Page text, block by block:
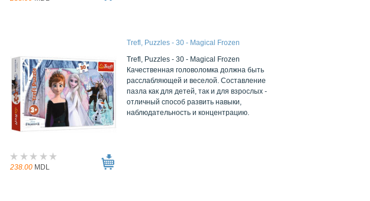
238.00 MDL
Trefl, Puzzles - 30 - Magical Frozen
Trefl, Puzzles - 30 - Magical Frozen
Качественная головоломка должна быть
расслабляющей и веселой. Составление
пазла как для детей, так и для взрослых -
отличный способ развить навыки,
наблюдательность и концентрацию.